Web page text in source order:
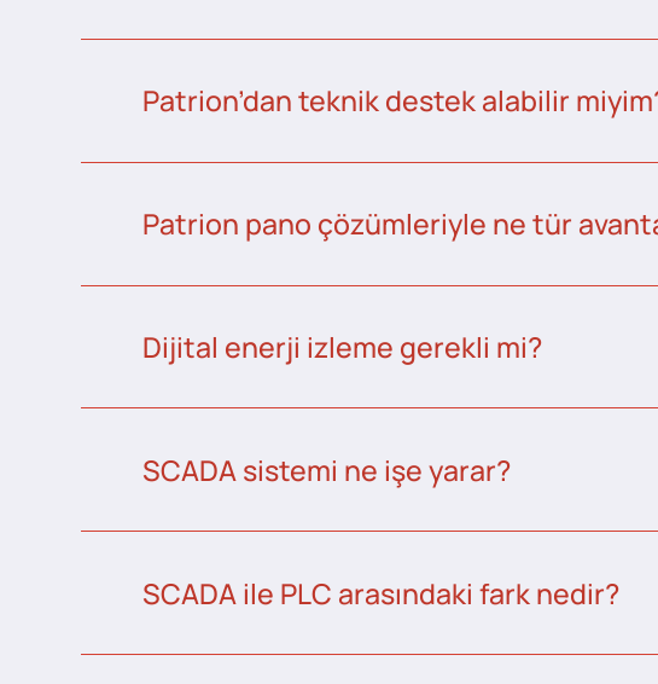
Patrion’dan teknik destek alabilir
Patrion pano çözümleriyle ne tür
Dijital enerji izleme gerekli mi?
SCADA sistemi ne işe yarar?
SCADA ile PLC arasındaki fark nedir?